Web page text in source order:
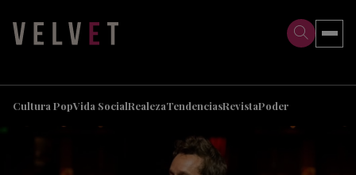
Cultura PopVida SocialRealezaTendenciasRevistaPoder